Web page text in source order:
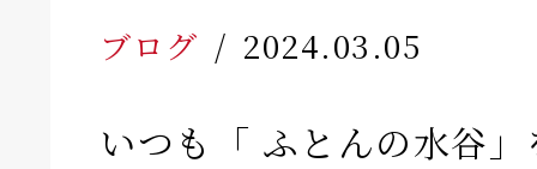
ブログ 2024.03.05
いつも「 ふとんの水谷